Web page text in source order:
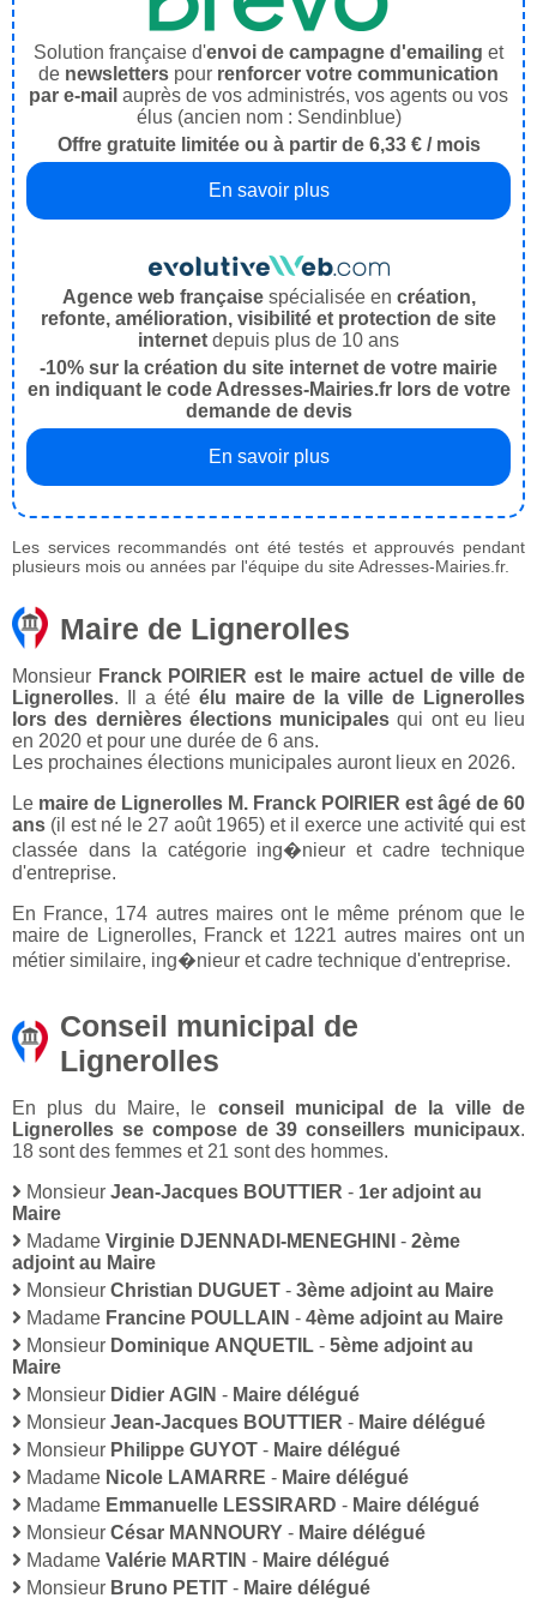
Solution française d'envoi de campagne d'emailing et
de newsletters pour renforcer votre communication
par e-mail auprès de vos administrés, vos agents ou vos
élus (ancien nom : Sendinblue)
Offre gratuite limitée ou à partir de 6,33 € / mois
En savoir plus
Agence web françaisespécialisée en création,
refonte, amélioration, visibilité et protection de site
internet depuis plus de 10 ans
-10% sur la création du site internet de votre mairie
en indiquant le code Adresses-Mairies.fr lors de votre
demande de devis
En savoir plus
Les services recommandés ont été testés et approuvés pendant
plusieurs mois ou années par l'équipe du site Adresses-Mairies.fr.
Maire de Lignerolles
Monsieur Franck POIRIER est le maire actuel de ville de
Lignerolles. Il a été élu maire de la ville de Lignerolles
lors des dernières élections municipales qui ont eu lieu
en 2020 et pour une durée de 6 ans.
Les prochaines élections municipales auront lieux en 2026.
Le maire de Lignerolles M. Franck POIRIER est âgé de 60
ans (il est né le 27 août 1965) et il exerce une activité qui est
classée dans la catégorie ing�nieur et cadre technique
d'entreprise.
En France, 174 autres maires ont le même prénom que le
maire de Lignerolles, Franck et 1221 autres maires ont un
métier similaire, ing�nieur et cadre technique d'entreprise.
Conseil municipal de
Lignerolles
En plus du Maire, le conseil municipal de la ville de
Lignerolles se compose de 39 conseillers municipaux.
18 sont des femmes et 21 sont des hommes.
Monsieur Jean-Jacques BOUTTIER - 1er adjoint au
Maire
Madame Virginie DJENNADI-MENEGHINI - 2ème
adjoint au Maire
Monsieur Christian DUGUET - 3ème adjoint au Maire
Madame Francine POULLAIN - 4ème adjoint au Maire
Monsieur Dominique ANQUETIL - 5ème adjoint au
Maire
Monsieur Didier AGIN - Maire délégué
Monsieur Jean-Jacques BOUTTIER - Maire délégué
Monsieur Philippe GUYOT - Maire délégué
Madame Nicole LAMARRE - Maire délégué
Madame Emmanuelle LESSIRARD - Maire délégué
Monsieur César MANNOURY - Maire délégué
Madame Valérie MARTIN - Maire délégué
Monsieur Bruno PETIT - Maire délégué